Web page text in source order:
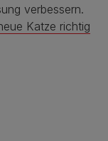
verbessern.
Katze richtig